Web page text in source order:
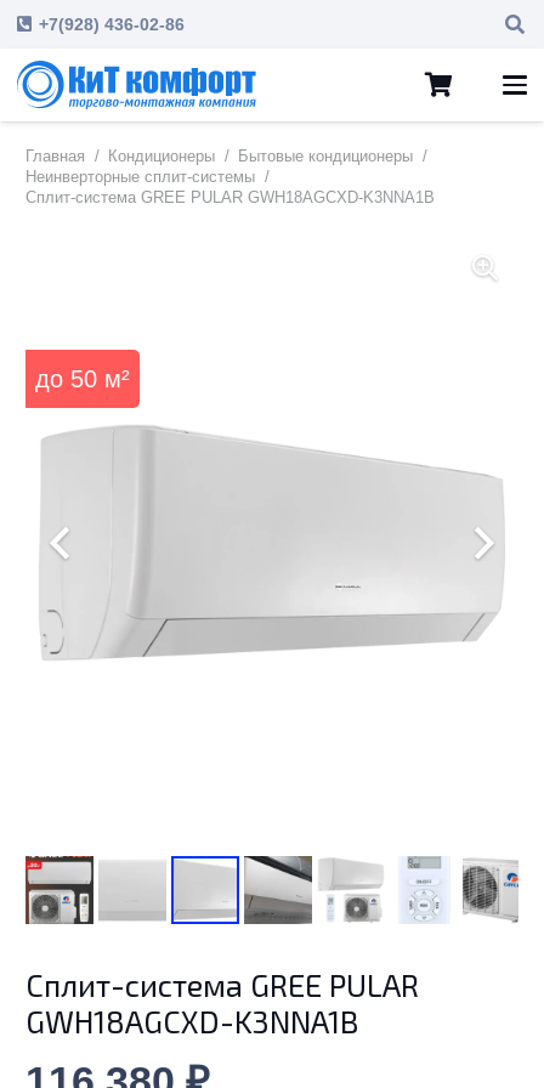
+7(928) 436-02-86
Главная / Кондиционеры / Бытовые кондиционеры /
Неинверторные сплит-системы /
Cплит-система GREE PULAR GWH18AGCXD-K3NNA1B
до 50 м²
Cплит-система GREE PULAR
GWH18AGCXD-K3NNA1B